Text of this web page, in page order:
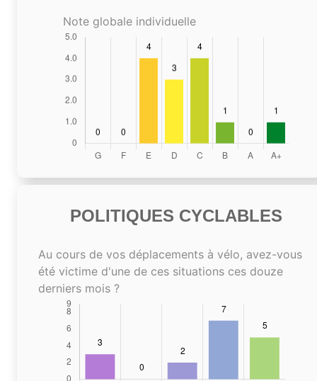
Note globale individuelle
POLITIQUES CYCLABLES
Au cours de vos déplacements à vélo, avez-vous
été victime d'une de ces situations ces douze
derniers mois ?